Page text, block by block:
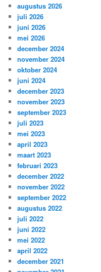
augustus 2026
juli 2026
juni 2026
mei 2026
december 2024
november 2024
oktober 2024
juni 2024
december 2023
november 2023
september 2023
juli 2023
mei 2023
april 2023
maart 2023
februari 2023
december 2022
november 2022
september 2022
augustus 2022
juli 2022
juni 2022
mei 2022
april 2022
december 2021